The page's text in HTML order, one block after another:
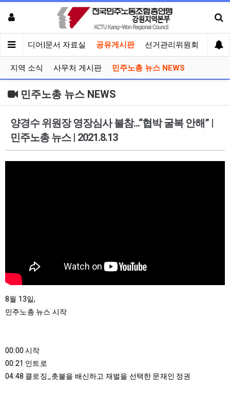
견 미디어|문서 자료실 공유게시판 선거관리위원회
지역 소식 사무처 게시판 민주노총 뉴스 NEWS
민주노총 뉴스 NEWS
양경수 위원장 영장심사 불참...“협박 굴복 안해” |
민주노총 뉴스 | 2021.8.13
8월 13일,
민주노총 뉴스 시작
00:00
00:21
04:48 클로징_촛불을 배신하고 재벌을 선택한 문재인 정권